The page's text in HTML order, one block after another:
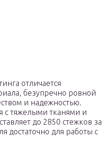
отличается
безупречно ровной
и надежностью.
с тяжелыми тканями и
до 2850 стежков за
достаточно для работы с